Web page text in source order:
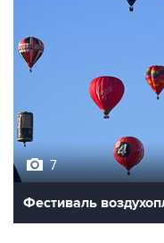
Фестиваль